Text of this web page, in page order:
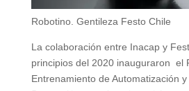
Robotino. Gentileza Festo Chile
La colaboración entre Inacap y
principios del 2020 inauguraron el
Entrenamiento de Automatización